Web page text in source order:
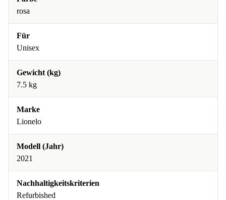
rosa
Für
Unisex
Gewicht (kg)
7.5 kg
Marke
Lionelo
Modell (Jahr)
2021
Nachhaltigkeitskriterien
Refurbished